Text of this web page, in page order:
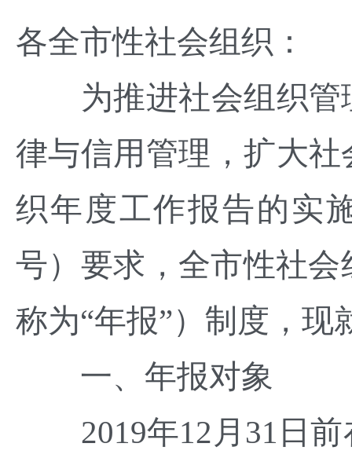
各全市性社会组织：
为推进社会组织管
律与信用管理，扩大
织年度工作报告的实
号）要求，全市性社
称为“年报”）制度，
一、年报对象
2019年12月31日前